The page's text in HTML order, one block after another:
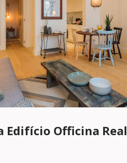
Edifício Officina Real